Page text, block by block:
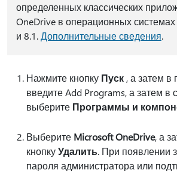
определенных классических
OneDrive в операционных
и 8.1.Дополнительные сведения.
Нажмите кнопку Пуск , а затем в
введите Add Programs, а затем в
выберите Программы и
Выберите Microsoft OneDrive, а
кнопкуУдалить. При появлении
пароля администратора или